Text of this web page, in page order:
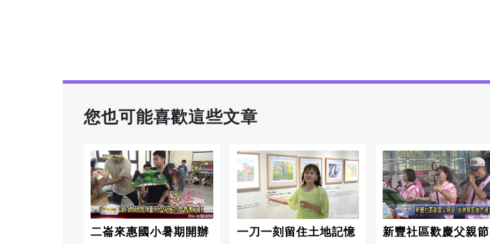
您也可能喜歡這些文章
二崙來惠國小暑期開辦
一刀一刻留住土地記憶
新豐社區歡慶父親